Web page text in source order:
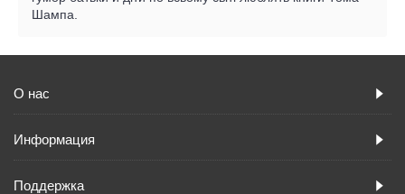
Шампа.
О нас
Информация
Поддержка